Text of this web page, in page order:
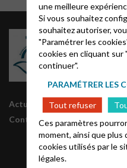
Actualités
Contact
une meilleure
Si vous souhaitez
souhaitez autoriser,
"Paramétrer les
cookies en cliquant
continuer".
PARAMÉTRER LES
Tout refuser
Ces paramètres
moment, ainsi que plus
cookies utilisés par le
légales.